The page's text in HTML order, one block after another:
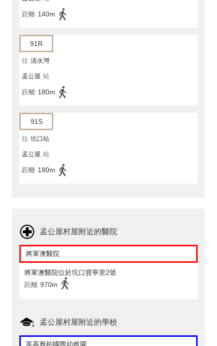
距離 140m
91R
往 清水灣
孟公屋 站
距離 180m
91S
往 坑口站
孟公屋 站
距離 180m
孟公屋村屋附近的醫院
將軍澳醫院
將軍澳醫院位於坑口寶寧里2號
距離 970m
孟公屋村屋附近的學校
英基雅柏國際幼稚園